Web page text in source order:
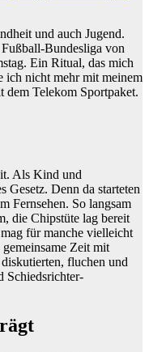
und auch Jugend.
Bundesliga von
Ein Ritual, das mich
ich nicht mehr mit meinem
dem Telekom Sportpaket.
Als Kind und
Gesetz. Denn da starteten
Fernsehen. So langsam
die Chipstüte lag bereit
für manche vielleicht
Zeit mit
fluchen und
Schiedsrichter-